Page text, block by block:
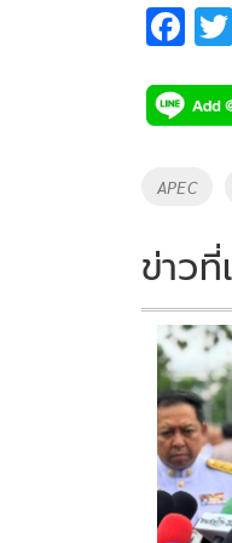
F
e
b
o
k
Tags
APEC
ข่าว